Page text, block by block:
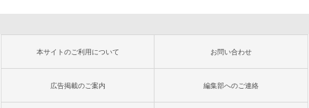
本サイトのご利用について お問い合わせ
広告掲載のご案内 編集部へのご連絡